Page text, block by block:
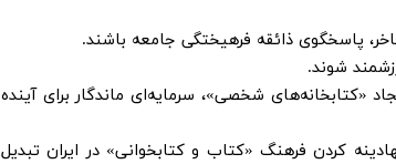
پاسخگوی ذائقه فرهیختگی جامعه باشند.
شوند.
«کتابخانه‌های شخصی»، سرمایه‌ای ماندگار برای آینده
کردن فرهنگ «کتاب و کتابخوانی» در ایران تبدیل